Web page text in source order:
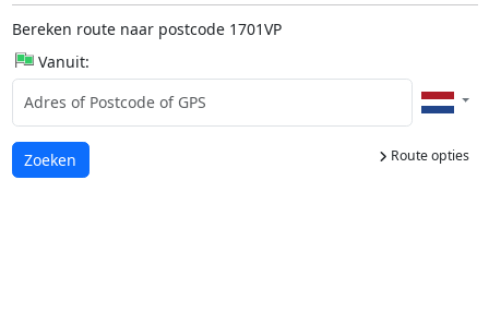
Bereken route naar postcode 1701VP
Vanuit:
Route opties
Laden...
Zoeken